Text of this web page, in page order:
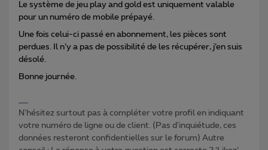
Le système de jeu play and gold est uniquement valable
pour un numéro de mobile prépayé.
Une fois celui-ci passé en abonnement, les pièces sont
perdues. Il n’y a pas de possibilité de les récupérer, j’en suis
désolé.
Bonne journée.
N'hésitez surtout pas à compléter votre profil en indiquant
votre numéro de ligne ou de client. (Pas d'inquiétude, ces
données resteront confidentielles sur le forum) Autre